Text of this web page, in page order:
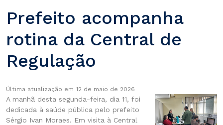
Prefeito acompanha
rotina da Central de
Regulação
Última atualização em 12 de maio de 2026
A manhã desta segunda-feira, dia 11, foi
dedicada à saúde pública pelo prefeito
Sérgio Ivan Moraes. Em visita à Central